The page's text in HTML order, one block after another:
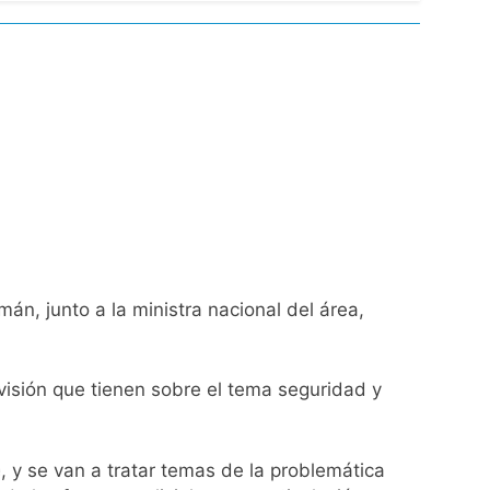
mínimas cercanas a 1°C
de chats privados
el proyecto a comisión
junto a la ministra nacional del área,
que tienen sobre el tema seguridad y
y se van a tratar temas de la problemática